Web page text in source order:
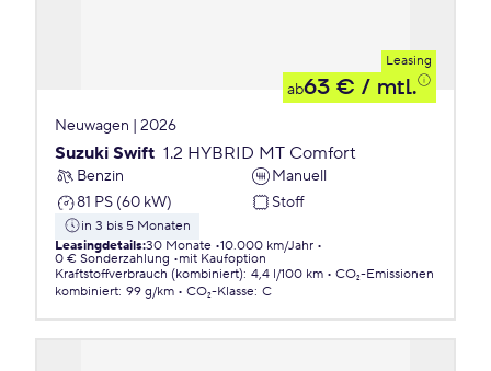
Leasing
ab63 € / mtl.
Neuwagen | 2026
Suzuki Swift 1.2 HYBRID MT Comfort
Benzin
Manuell
81 PS (60 kW)
Stoff
in 3 bis 5 Monaten
Leasingdetails:30 Monate 10.000 km/Jahr
0 € Sonderzahlung
mit Kaufoption
Kraftstoffverbrauch (kombiniert): 4,4 l/100 km
CO₂-Emissionen
kombiniert: 99 g/km CO₂-Klasse: C